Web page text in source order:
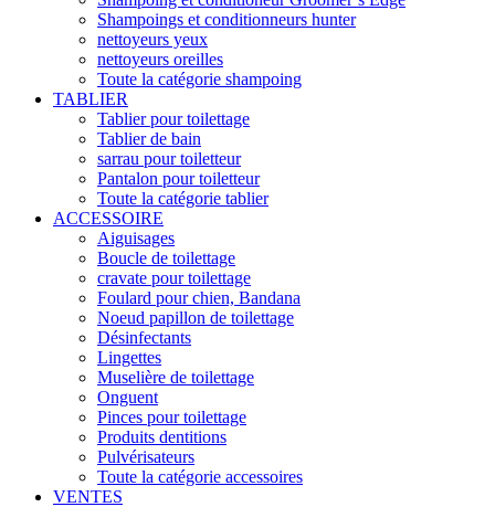
Shampoings et conditionneurs hunter
nettoyeurs yeux
nettoyeurs oreilles
Toute la catégorie shampoing
TABLIER
Tablier pour toilettage
Tablier de bain
sarrau pour toiletteur
Pantalon pour toiletteur
Toute la catégorie tablier
ACCESSOIRE
Aiguisages
Boucle de toilettage
cravate pour toilettage
Foulard pour chien, Bandana
Noeud papillon de toilettage
Désinfectants
Lingettes
Muselière de toilettage
Onguent
Pinces pour toilettage
Produits dentitions
Pulvérisateurs
Toute la catégorie accessoires
VENTES